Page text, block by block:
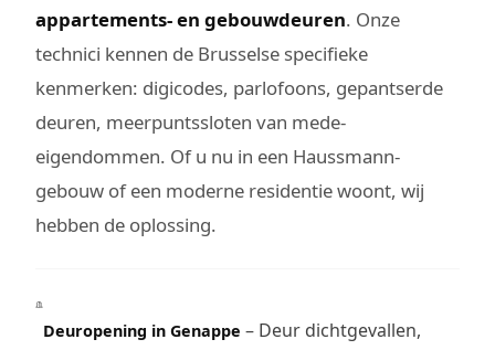
appartements- en gebouwdeuren. Onze
technici kennen de Brusselse specifieke
kenmerken: digicodes, parlofoons, gepantserde
deuren, meerpuntssloten van mede-
eigendommen. Of u nu in een Haussmann-
gebouw of een moderne residentie woont, wij
hebben de oplossing.
Deuropening in Genappe – Deur dichtgevallen,